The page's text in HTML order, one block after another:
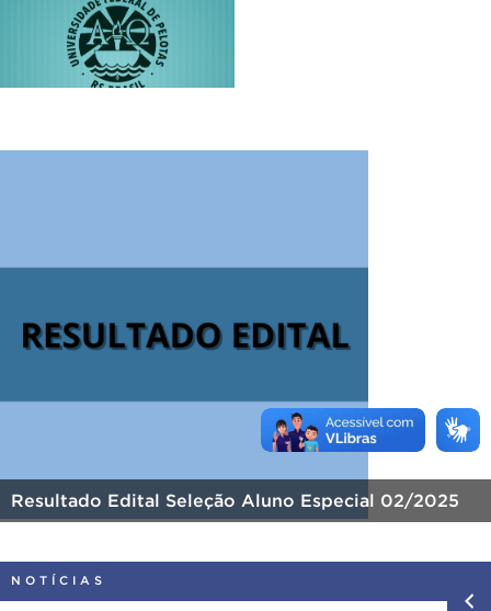
Resultado Edital Seleção Aluno Especial 02/2025
NOTÍCIAS